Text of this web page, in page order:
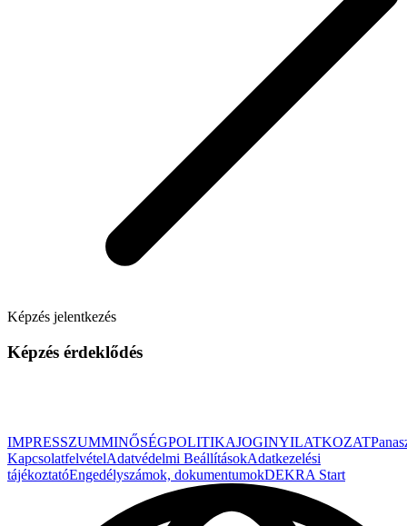
Képzés jelentkezés
Képzés érdeklődés
IMPRESSZUMMINŐSÉGPOLITIKAJOGINYILATKOZAT
KapcsolatfelvételAdatvédelmi BeállításokAdatkezelési
tájékoztatóEngedélyszámok, dokumentumokDEKRA Start